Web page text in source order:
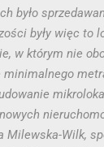
było
były więc to
w którym nie
Milewska-Wilk,